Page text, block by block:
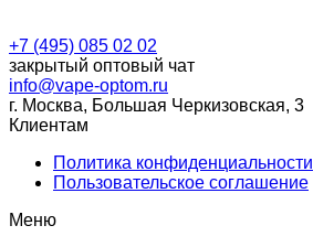
+7 (495) 085 02 02
закрытый оптовый чат
info@vape-optom.ru
г. Москва, Большая Черкизовская, 3
Клиентам
Политика конфиденциальности
Пользовательское соглашение
Меню